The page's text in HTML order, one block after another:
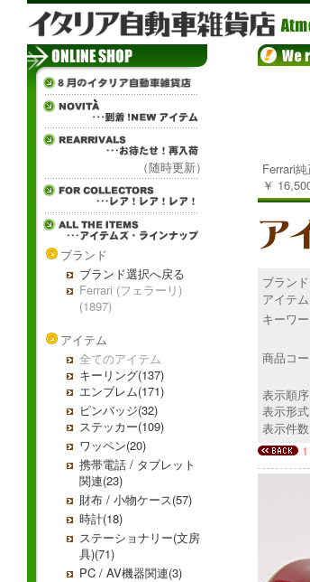
（随時更新）
ブランド
ブランド選択へ戻る
Ferrari (フェラーリ)
(1897)
アイテム
全てのアイテム
キーリング(137)
エンブレム(171)
ピンバッジ(32)
ステッカー(109)
ワッペン(20)
携帯電話 / タブレット
関連(23)
財布 / 小物ケース(57)
時計(18)
ステーショナリー(文房
具)(71)
PC / AV機器関連(3)
Ferrari
￥
ブランド
アイテム
キーワ
商品コ
表示順
表示形
表示件数
1